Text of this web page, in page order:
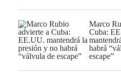
Marco
Cuba:
habrá
escape”